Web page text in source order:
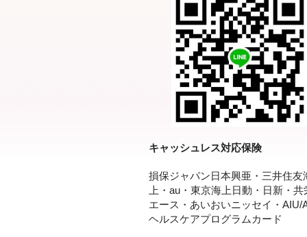
キャッシュレス対応保険
損保ジャパン日本興亜・三井住友
上・au・東京海上日動・日新・共
エース・あいおいニッセイ・AIU/
ヘルスケアプログラムカード